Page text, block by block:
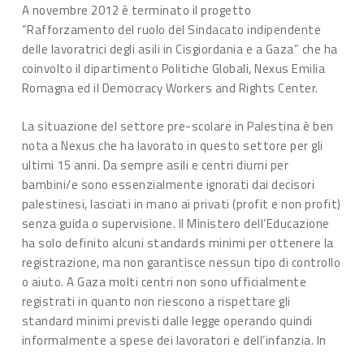
A novembre 2012 è terminato il progetto
“Rafforzamento del ruolo del Sindacato indipendente
delle lavoratrici degli asili in Cisgiordania e a Gaza” che ha
coinvolto il dipartimento Politiche Globali, Nexus Emilia
Romagna ed il Democracy Workers and Rights Center.
La situazione del settore pre-scolare in Palestina è ben
nota a Nexus che ha lavorato in questo settore per gli
ultimi 15 anni. Da sempre asili e centri diurni per
bambini/e sono essenzialmente ignorati dai decisori
palestinesi, lasciati in mano ai privati (profit e non profit)
senza guida o supervisione. Il Ministero dell’Educazione
ha solo definito alcuni standards minimi per ottenere la
registrazione, ma non garantisce nessun tipo di controllo
o aiuto. A Gaza molti centri non sono ufficialmente
registrati in quanto non riescono a rispettare gli
standard minimi previsti dalle legge operando quindi
informalmente a spese dei lavoratori e dell’infanzia. In